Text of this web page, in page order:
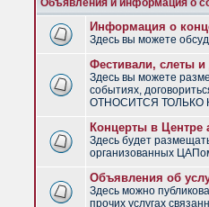
Объявления и информация о
Информация о
Здесь вы можете
Фестивали, слеты и
Здесь вы можете
событиях,
ОТНОСИТСЯ ТОЛЬКО
Концерты в
Здесь будет
организованных
Объявления об
Здесь можно
прочих услугах